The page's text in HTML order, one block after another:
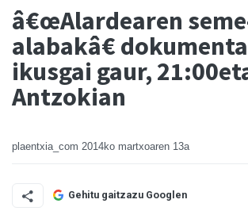
â€œAlardearen
alabakâ€
ikusgai gaur,
Antzokian
plaentxia_com 2014ko martxoaren 13a
Gehitu gaitzazu Googlen